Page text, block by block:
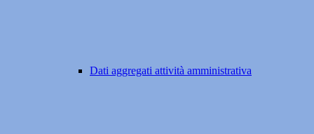
Dati aggregati attività amministrativa